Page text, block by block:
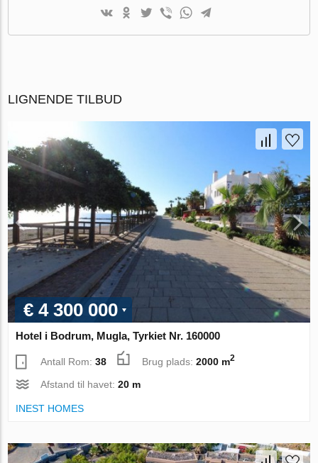
LIGNENDE TILBUD
€ 4 300 000
Hotel i Bodrum, Mugla, Tyrkiet Nr. 160000
Antall Rom:38 Brug plads:2000 m2
Afstand til havet:20 m
INEST HOMES